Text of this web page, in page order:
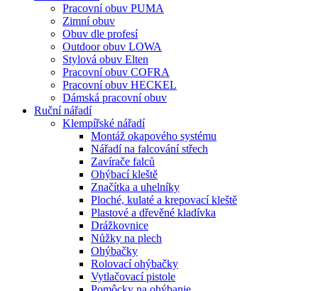
Pracovní obuv PUMA
Zimní obuv
Obuv dle profesí
Outdoor obuv LOWA
Stylová obuv Elten
Pracovní obuv COFRA
Pracovní obuv HECKEL
Dámská pracovní obuv
Ruční nářadí
Klempířské nářadí
Montáž okapového systému
Nářadí na falcování střech
Zavírače falců
Ohýbací kleště
Značítka a uhelníky
Ploché, kulaté a krepovací kleště
Plastové a dřevěné kladívka
Drážkovnice
Nůžky na plech
Ohýbačky
Rolovací ohýbačky
Vytlačovací pistole